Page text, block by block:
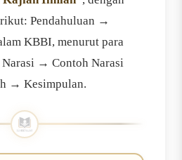
Pendahuluan →
KBBI, menurut para
→ Contoh Narasi
→ Kesimpulan.